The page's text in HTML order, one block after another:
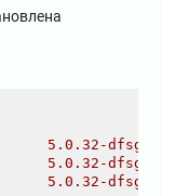
dfsg-
5.0.32-dfsg-
dfsg-